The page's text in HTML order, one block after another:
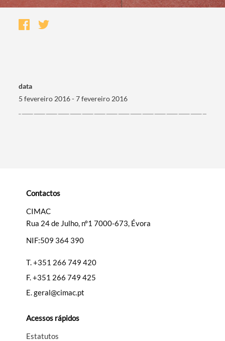
Termo de Pesquisa
Filtros
data
5 fevereiro 2016 - 7 fevereiro 2016
Contactos
CIMAC
Rua 24 de Julho, nº1 7000-673, Évora
NIF:509 364 390
T.+351 266 749 420
F.+351 266 749 425
E.geral@cimac.pt
Acessos rápidos
Estatutos